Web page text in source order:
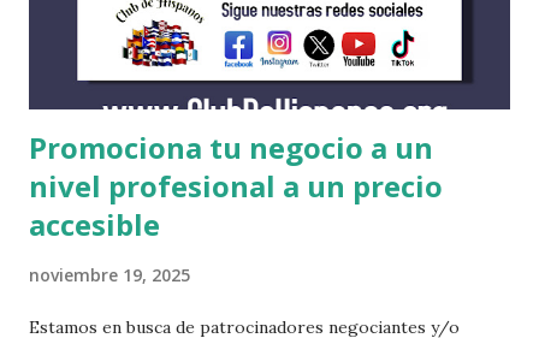
de FAFSA antes de solicitar alguna beca. AMHERST
COLLEGE https://www.amherst.edu/ BATES COLLEGE
http://w...
Promociona tu negocio a un
nivel profesional a un precio
accesible
noviembre 19, 2025
Estamos en busca de patrocinadores negociantes y/o